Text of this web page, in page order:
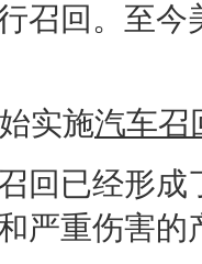
召回 。至今
实施汽车召
回 已经形成
严重伤害的